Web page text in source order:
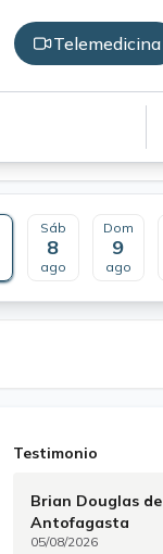
Telemedicina
Sáb
8
ago
Dom
9
ago
Testimonio
Brian Douglas de
Antofagasta
05/08/2026